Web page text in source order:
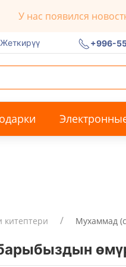
У нас появился
Жеткирүү +996-
китептери Мухаммад